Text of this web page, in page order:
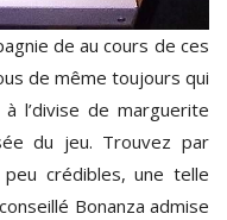
de au cours de ces
de même toujours qui
l’divise de marguerite
du jeu. Trouvez par
crédibles, une telle
Bonanza admise